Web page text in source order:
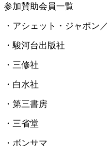
参加賛助会員一覧
・アシェット・ジャポン／
・駿河台出版社
・三修社
・白水社
・第三書房
・三省堂
・ボンサマ